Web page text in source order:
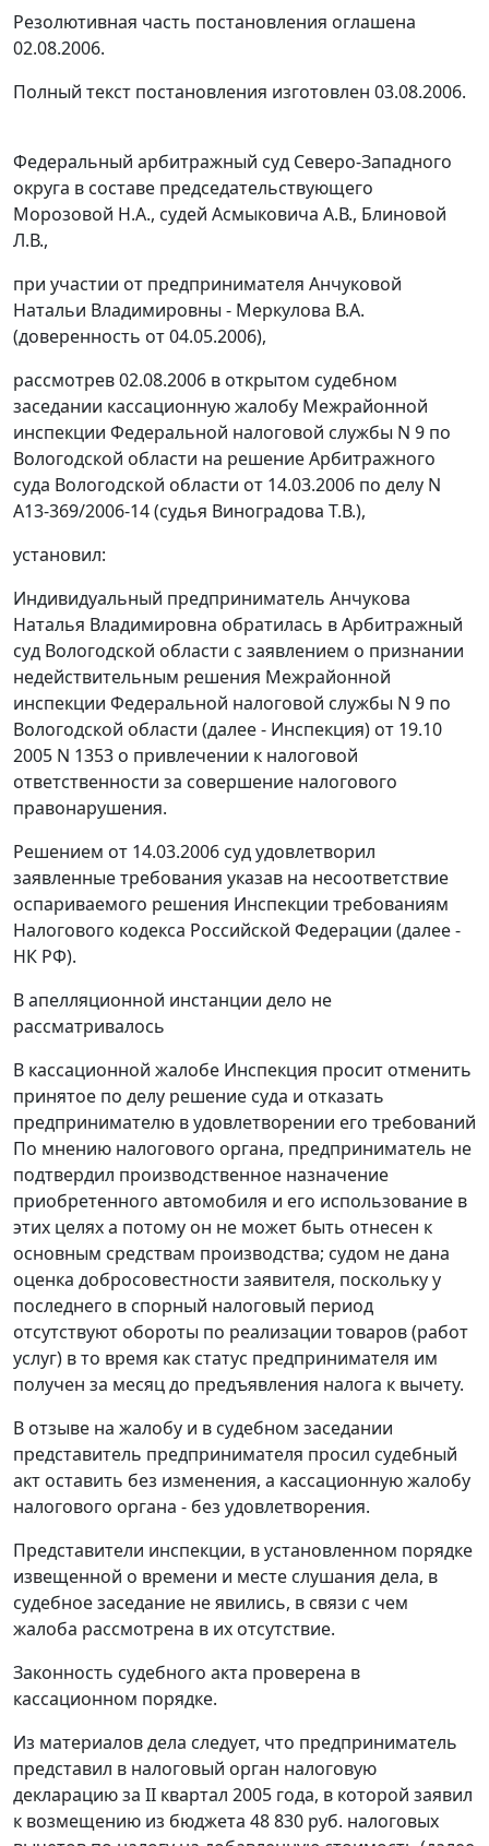
Резолютивная часть постановления оглашена
02.08.2006.
Полный текст постановления изготовлен 03.08.2006.
Федеральный арбитражный суд Северо-Западного
округа в составе председательствующего
Морозовой Н.А., судей Асмыковича А.В., Блиновой
Л.В.,
при участии от предпринимателя Анчуковой
Натальи Владимировны - Меркулова В.А.
(доверенность от 04.05.2006),
рассмотрев 02.08.2006 в открытом судебном
заседании кассационную жалобу Межрайонной
инспекции Федеральной налоговой службы N 9 по
Вологодской области на решение Арбитражного
суда Вологодской области от 14.03.2006 по делу N
А13-369/2006-14 (судья Виноградова Т.В.),
установил:
Индивидуальный предприниматель Анчукова
Наталья Владимировна обратилась в Арбитражный
суд Вологодской области с заявлением о признании
недействительным решения Межрайонной
инспекции Федеральной налоговой службы N 9 по
Вологодской области (далее - Инспекция) от 19.10
2005 N 1353 о привлечении к налоговой
ответственности за совершение налогового
правонарушения.
Решением от 14.03.2006 суд удовлетворил
заявленные требования указав на несоответствие
оспариваемого решения Инспекции требованиям
Налогового кодекса Российской Федерации (далее -
НК РФ).
В апелляционной инстанции дело не
рассматривалось
В кассационной жалобе Инспекция просит отменить
принятое по делу решение суда и отказать
предпринимателю в удовлетворении его требований
По мнению налогового органа, предприниматель не
подтвердил производственное назначение
приобретенного автомобиля и его использование в
этих целях а потому он не может быть отнесен к
основным средствам производства; судом не дана
оценка добросовестности заявителя, поскольку у
последнего в спорный налоговый период
отсутствуют обороты по реализации товаров (работ
услуг) в то время как статус предпринимателя им
получен за месяц до предъявления налога к вычету.
В отзыве на жалобу и в судебном заседании
представитель предпринимателя просил судебный
акт оставить без изменения, а кассационную жалобу
налогового органа - без удовлетворения.
Представители инспекции, в установленном порядке
извещенной о времени и месте слушания дела, в
судебное заседание не явились, в связи с чем
жалоба рассмотрена в их отсутствие.
Законность судебного акта проверена в
кассационном порядке.
Из материалов дела следует, что предприниматель
представил в налоговый орган налоговую
декларацию за II квартал 2005 года, в которой заявил
к возмещению из бюджета 48 830 руб. налоговых